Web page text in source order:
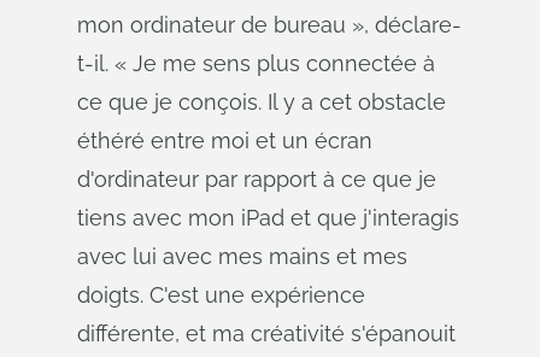
mon ordinateur de bureau », déclare-
t-il. « Je me sens plus connectée à
ce que je conçois. Il y a cet obstacle
éthéré entre moi et un écran
d'ordinateur par rapport à ce que je
tiens avec mon iPad et que j'interagis
avec lui avec mes mains et mes
doigts. C'est une expérience
différente, et ma créativité s'épanouit